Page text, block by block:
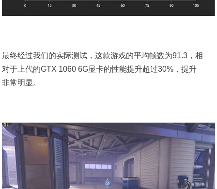
最终经过我们的实际测试，这款游戏的平均帧数为91.3，相
对于上代的GTX 1060 6G显卡的性能提升超过30%，提升
非常明显。